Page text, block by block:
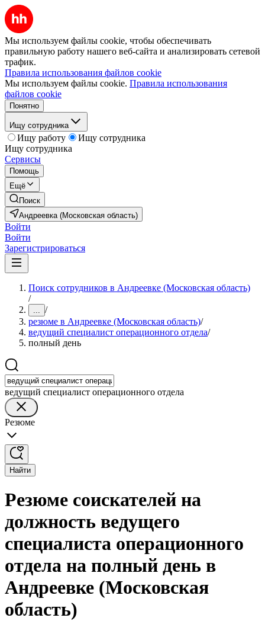
Мы используем файлы cookie, чтобы обеспечивать
правильную работу нашего веб-сайта и анализировать сетевой
трафик.
Правила использования файлов cookie
Мы используем файлы cookie. Правила использования
файлов cookie
Понятно
Ищу сотрудника
Ищу работу
Ищу сотрудника
Ищу сотрудника
Сервисы
Помощь
Ещё
Поиск
Андреевка (Московская область)
Войти
Войти
Зарегистрироваться
Поиск сотрудников в Андреевке (Московская область)
/
... /
резюме в Андреевке (Московская область)/
ведущий специалист операционного отдела/
полный день
ведущий специалист операционного отдела
Резюме
Найти
Резюме соискателей на
должность ведущего
специалиста операционного
отдела на полный день в
Андреевке (Московская
область)